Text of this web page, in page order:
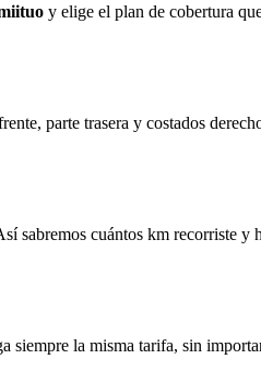
y elige el plan de cobertura
parte trasera y costados
sabremos cuántos km recorriste y
siempre la misma tarifa, sin